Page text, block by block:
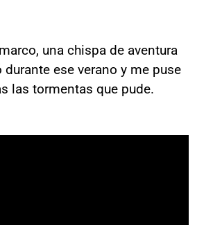
una chispa de aventura
durante ese verano y me puse
las tormentas que pude.